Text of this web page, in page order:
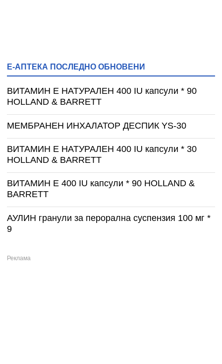
Е-АПТЕКА ПОСЛЕДНО ОБНОВЕНИ
ВИТАМИН E НАТУРАЛЕН 400 IU капсули * 90
HOLLAND & BARRETT
МЕМБРАНЕН ИНХАЛАТОР ДЕСПИК YS-30
ВИТАМИН E НАТУРАЛЕН 400 IU капсули * 30
HOLLAND & BARRETT
ВИТАМИН E 400 IU капсули * 90 HOLLAND &
BARRETT
АУЛИН гранули за перорална суспензия 100 мг *
9